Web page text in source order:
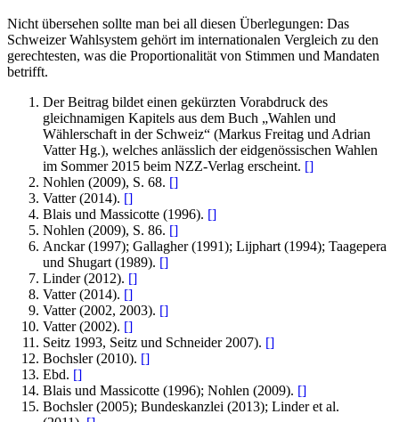
Nicht übersehen sollte man bei all diesen Überlegungen: Das
Schweizer Wahlsystem gehört im internationalen Vergleich zu den
gerechtesten, was die Proportionalität von Stimmen und Mandaten
betrifft.
Der Beitrag bildet einen gekürzten Vorabdruck des
gleichnamigen Kapitels aus dem Buch „Wahlen und
Wählerschaft in der Schweiz“ (Markus Freitag und Adrian
Vatter Hg.), welches anlässlich der eidgenössischen Wahlen
im Sommer 2015 beim NZZ-Verlag erscheint. []
Nohlen (2009), S. 68. []
Vatter (2014). []
Blais und Massicotte (1996). []
Nohlen (2009), S. 86. []
Anckar (1997); Gallagher (1991); Lijphart (1994); Taagepera
und Shugart (1989). []
Linder (2012). []
Vatter (2014). []
Vatter (2002, 2003). []
Vatter (2002). []
Seitz 1993, Seitz und Schneider 2007). []
Bochsler (2010). []
Ebd. []
Blais und Massicotte (1996); Nohlen (2009). []
Bochsler (2005); Bundeskanzlei (2013); Linder et al.